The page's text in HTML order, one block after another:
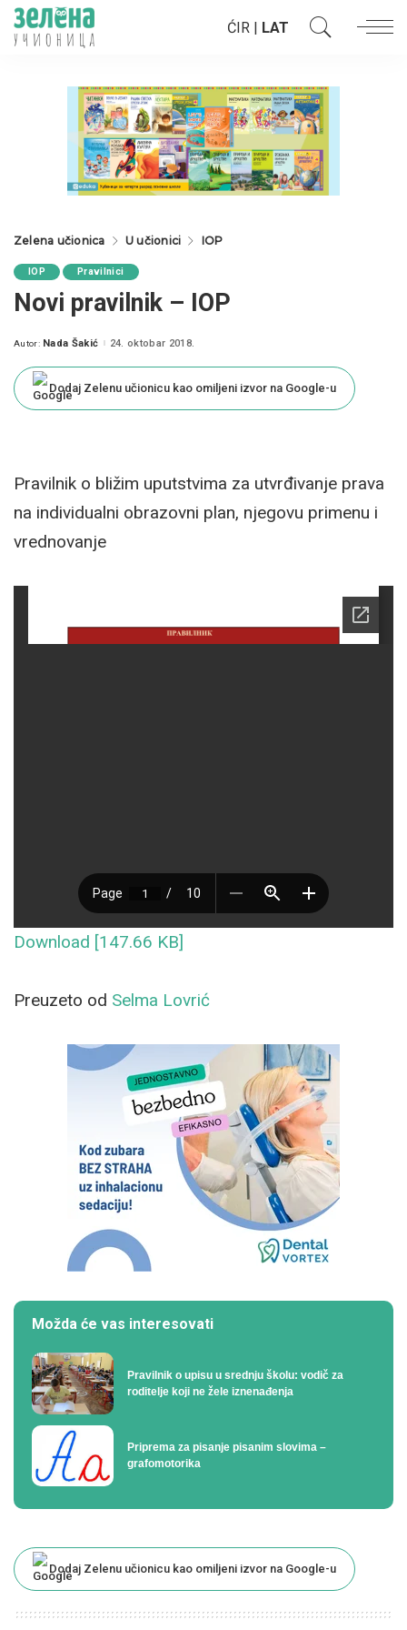
ĆIR | LAT
Zelena učionica U učionici IOP
IOP Pravilnici
Novi pravilnik – IOP
Posted
Autor: Nada Šakić 24. oktobar 2018.
Dodaj Zelenu učionicu kao omiljeni izvor na Google-u
Pravilnik o bližim uputstvima za utvrđivanje prava
na individualni obrazovni plan, njegovu primenu i
vrednovanje
Download [147.66 KB]
Preuzeto od Selma Lovrić
Možda će vas interesovati
Pravilnik o upisu u srednju školu: vodič za
roditelje koji ne žele iznenađenja
Priprema za pisanje pisanim slovima –
grafomotorika
Dodaj Zelenu učionicu kao omiljeni izvor na Google-u